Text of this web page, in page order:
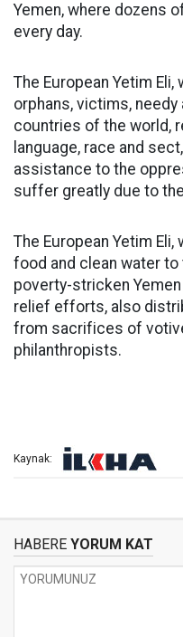
Yemen, where dozens
every day.
The European Yetim
orphans, victims,
countries of the world,
language, race and
assistance to the
suffer greatly due to
The European Yetim
food and clean water
poverty-stricken
relief efforts, also
from sacrifices of
philanthropists.
Kaynak:
HABERE YORUM KAT